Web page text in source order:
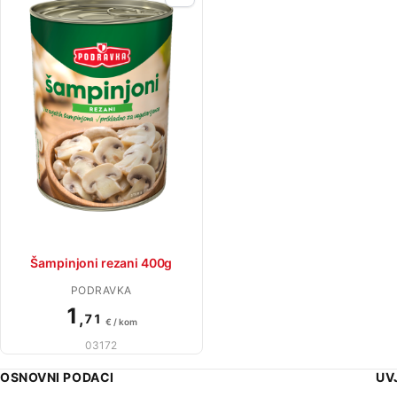
Šampinjoni rezani 400g
PODRAVKA
1 ,71 € / kom
03172
OSNOVNI PODACI